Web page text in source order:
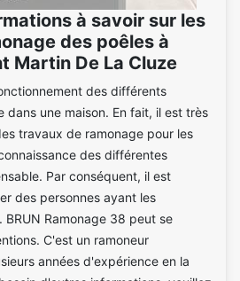
à savoir sur les
des poêles à
Martin De La Cluze
des différents
dans une maison. En fait, il est très
travaux de ramonage pour les
des différentes
Par conséquent, il est
des personnes ayant les
Ramonage 38 peut se
C'est un ramoneur
années d'expérience en la